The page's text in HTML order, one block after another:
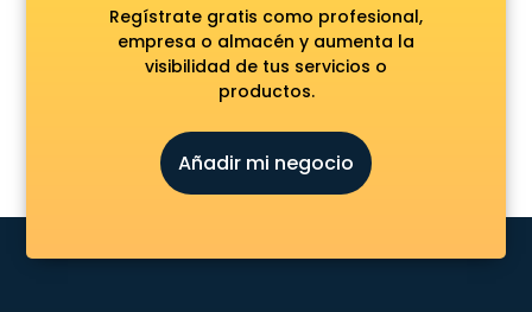
Regístrate gratis como profesional,
empresa o almacén y aumenta la
visibilidad de tus servicios o
productos.
Añadir mi negocio